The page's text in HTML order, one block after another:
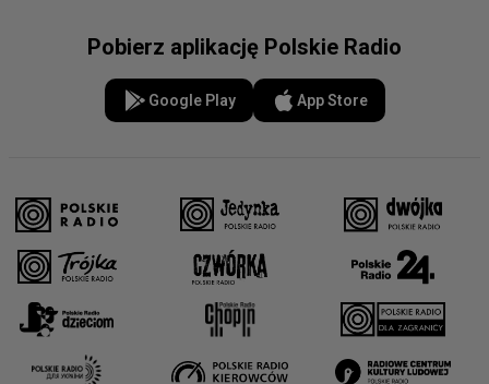
Pobierz aplikację Polskie Radio
Google Play App Store